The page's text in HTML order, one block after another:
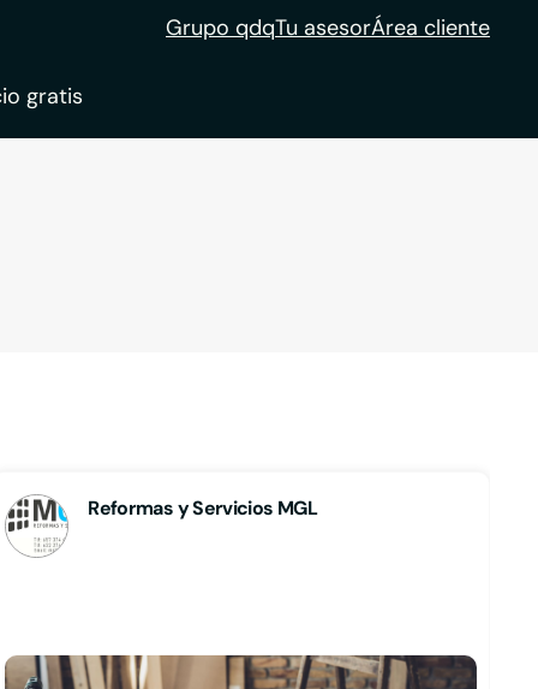
Grupo qdqTu asesorÁrea cliente
gratis
Reformas y Servicios MGL